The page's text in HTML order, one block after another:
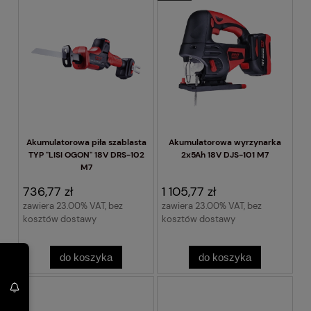
Akumulatorowa piła szablasta
TYP "LISI OGON" 18V DRS-102
M7
736,77 zł
zawiera 23.00% VAT, bez
kosztów dostawy
do koszyka
Akumulatorowa wyrzynarka
2x5Ah 18V DJS-101 M7
1 105,77 zł
zawiera 23.00% VAT, bez
kosztów dostawy
do koszyka